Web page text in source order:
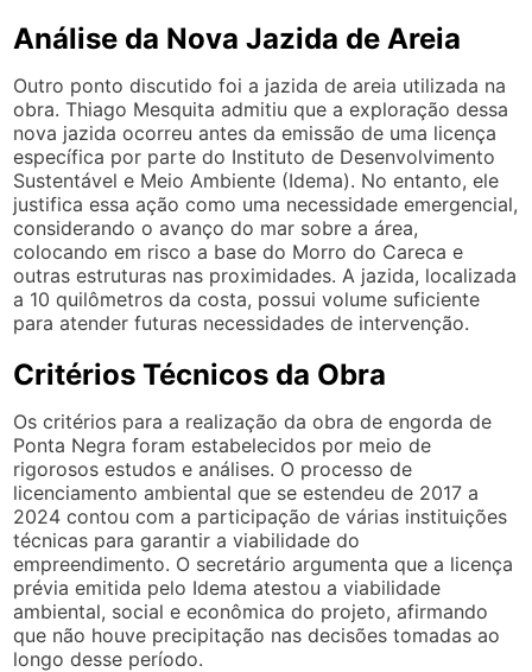
Análise da Nova Jazida de Areia
Outro ponto discutido foi a jazida de areia utilizada na
obra. Thiago Mesquita admitiu que a exploração dessa
nova jazida ocorreu antes da emissão de uma licença
específica por parte do Instituto de Desenvolvimento
Sustentável e Meio Ambiente (Idema). No entanto, ele
justifica essa ação como uma necessidade emergencial,
considerando o avanço do mar sobre a área,
colocando em risco a base do Morro do Careca e
outras estruturas nas proximidades. A jazida, localizada
a 10 quilômetros da costa, possui volume suficiente
para atender futuras necessidades de intervenção.
Critérios Técnicos da Obra
Os critérios para a realização da obra de engorda de
Ponta Negra foram estabelecidos por meio de
rigorosos estudos e análises. O processo de
licenciamento ambiental que se estendeu de 2017 a
2024 contou com a participação de várias instituições
técnicas para garantir a viabilidade do
empreendimento. O secretário argumenta que a licença
prévia emitida pelo Idema atestou a viabilidade
ambiental, social e econômica do projeto, afirmando
que não houve precipitação nas decisões tomadas ao
longo desse período.